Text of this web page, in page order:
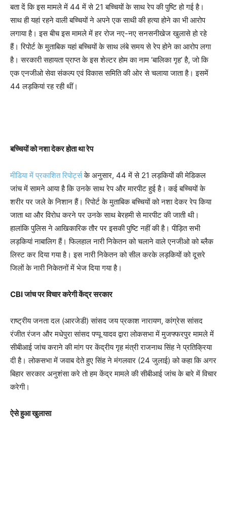
बता दें कि इस मामले में 44 में से 21 बच्चियों के साथ रेप की पुष्टि हो गई है।
साथ ही यहां रहने वाली बच्चियों ने अपने एक साथी की हत्या होने का भी आरोप
लगाया है। इस बीच इस मामले में हर रोज नए-नए सनसनीखेज खुलासे हो रहे
हैं। रिपोर्ट के मुताबिक यहां बच्चियों के साथ लंबे समय से रेप होने का आरोप लगा
है। सरकारी सहायता प्राप्त के इस शेल्टर होम का नाम ‘बालिका गृह’ है, जो कि
एक एनजीओ सेवा संकल्प एवं विकास समिति की ओर से चलाया जाता है। इसमें
44 लड़कियां रह रही थीं।
बच्चियों को नशा देकर होता था रेप
मीडिया में प्रकाशित रिपोर्ट्सके अनुसार, 44 में से 21 लड़कियों की मेडिकल
जांच में सामने आया है कि उनके साथ रेप और मारपीट हुई है। कई बच्चियों के
शरीर पर जले के निशान हैं। रिपोर्ट के मुताबिक बच्चियों को नशा देकर रेप किया
जाता था और विरोध करने पर उनके साथ बेरहमी से मारपीट की जाती थी।
हालांकि पुलिस ने आखिकारिक तौर पर इसकी पुष्टि नहीं की है। पीड़ित सभी
लड़कियां नाबालिग हैं। फिलहाल नारी निकेतन को चलाने वाले एनजीओ को ब्लैक
लिस्ट कर दिया गया है। इस नारी निकेतन को सील करके लड़कियों को दूसरे
जिलों के नारी निकेतनों में भेज दिया गया है।
CBI जांच पर विचार करेगी केंद्र सरकार
राष्ट्रीय जनता दल (आरजेडी) सांसद जय प्रकाश नारायण, कांग्रेस सांसद
रंजीत रंजन और मधेपुरा सांसद पप्पू यादव द्वारा लोकसभा में मुजफ्फरपुर मामले में
सीबीआई जांच कराने की मांग पर केंद्रीय गृह मंत्री राजनाथ सिंह ने प्रतिक्रिया
दी है। लोकसभा में जवाब देते हुए सिंह ने मंगलवार (24 जुलाई) को कहा कि अगर
बिहार सरकार अनुशंसा करे तो हम केंद्र मामले की सीबीआई जांच के बारे में विचार
करेगी।
ऐसे हुआ खुलासा